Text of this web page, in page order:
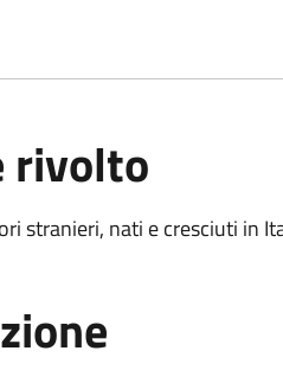
rivolto
stranieri, nati e cresciuti in